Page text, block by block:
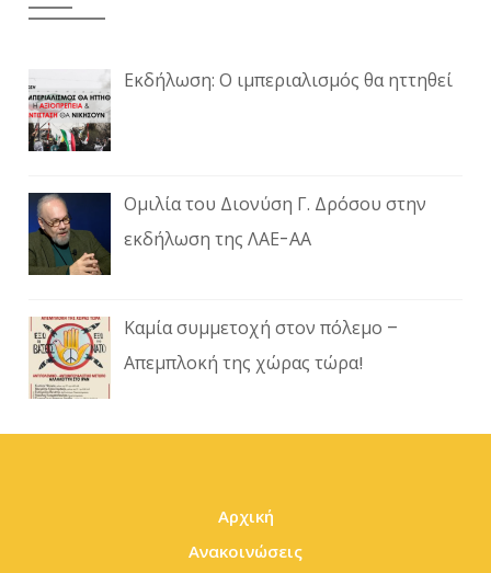
Εκδήλωση: Ο ιμπεριαλισμός θα ηττηθεί
Ομιλία του Διονύση Γ. Δρόσου στην
εκδήλωση της ΛΑΕ-ΑΑ
Καμία συμμετοχή στον πόλεμο –
Απεμπλοκή της χώρας τώρα!
Αρχική
Ανακοινώσεις